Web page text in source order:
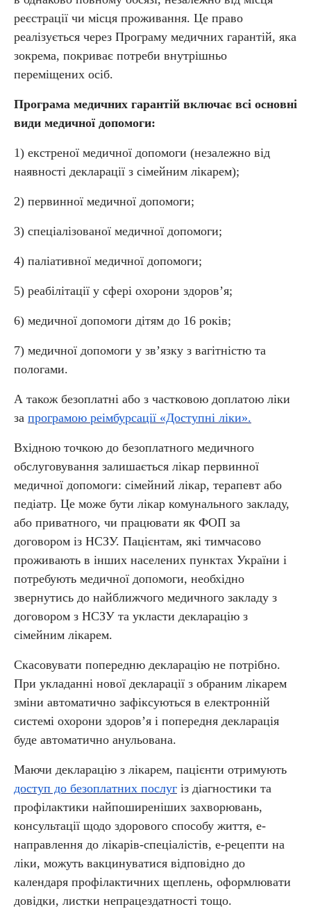
реєстрації чи місця проживання. Це право
реалізується через Програму медичних гарантій, яка
зокрема, покриває потреби внутрішньо
переміщених осіб.
Програма медичних гарантій включає всі основні
види медичної допомоги:
1) екстреної медичної допомоги (незалежно від
наявності декларації з сімейним лікарем);
2) первинної медичної допомоги;
3) спеціалізованої медичної допомоги;
4) паліативної медичної допомоги;
5) реабілітації у сфері охорони здоров’я;
6) медичної допомоги дітям до 16 років;
7) медичної допомоги у зв’язку з вагітністю та
пологами.
А також безоплатні або з частковою доплатою ліки
за програмою реімбурсації «Доступні ліки».
Вхідною точкою до безоплатного медичного
обслуговування залишається лікар первинної
медичної допомоги: сімейний лікар, терапевт або
педіатр. Це може бути лікар комунального закладу,
або приватного, чи працювати як ФОП за
договором із НСЗУ. Пацієнтам, які тимчасово
проживають в інших населених пунктах України і
потребують медичної допомоги, необхідно
звернутись до найближчого медичного закладу з
договором з НСЗУ та укласти декларацію з
сімейним лікарем.
Скасовувати попередню декларацію не потрібно.
При укладанні нової декларації з обраним лікарем
зміни автоматично зафіксуються в електронній
системі охорони здоровʼя і попередня декларація
буде автоматично анульована.
Маючи декларацію з лікарем, пацієнти отримують
доступ до безоплатних послуг із діагностики та
профілактики найпоширеніших захворювань,
консультації щодо здорового способу життя, е-
направлення до лікарів-спеціалістів, е-рецепти на
ліки, можуть вакцинуватися відповідно до
календаря профілактичних щеплень, оформлювати
довідки, листки непрацездатності тощо.